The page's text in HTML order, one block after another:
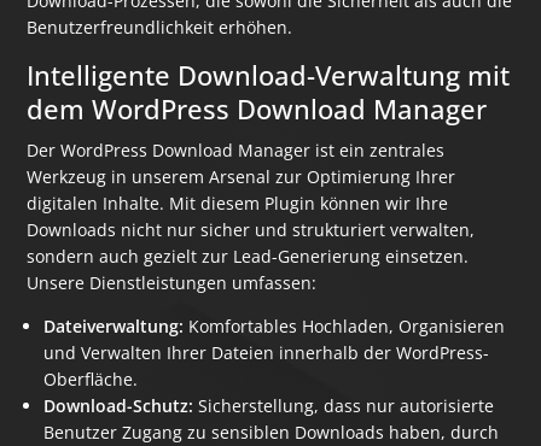
Benutzerfreundlichkeit erhöhen.
Intelligente Download-Verwaltung mit
dem WordPress Download Manager
Der WordPress Download Manager ist ein zentrales
Werkzeug in unserem Arsenal zur Optimierung Ihrer
digitalen Inhalte. Mit diesem Plugin können wir Ihre
Downloads nicht nur sicher und strukturiert verwalten,
sondern auch gezielt zur Lead-Generierung einsetzen.
Unsere Dienstleistungen umfassen:
Dateiverwaltung: Komfortables Hochladen, Organisieren
und Verwalten Ihrer Dateien innerhalb der WordPress-
Oberfläche.
Download-Schutz: Sicherstellung, dass nur autorisierte
Benutzer Zugang zu sensiblen Downloads haben, durch